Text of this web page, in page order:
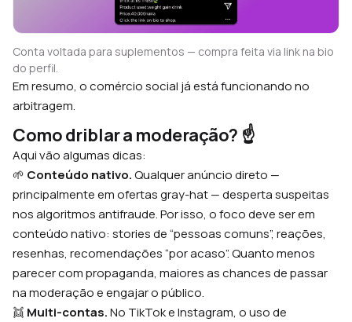
Conta voltada para suplementos — compra feita via link na bio
do perfil.
Em resumo, o comércio social já está funcionando no
arbitragem.
Como driblar a moderação? ☝️
Aqui vão algumas dicas:
🌱 Conteúdo nativo.Qualquer anúncio direto —
principalmente em ofertas gray-hat — desperta suspeitas
nos algoritmos antifraude. Por isso, o foco deve ser em
conteúdo nativo: stories de “pessoas comuns”, reações,
resenhas, recomendações “por acaso”. Quanto menos
parecer com propaganda, maiores as chances de passar
na moderação e engajar o público.
👯 Multi-contas.No TikTok e Instagram, o uso de